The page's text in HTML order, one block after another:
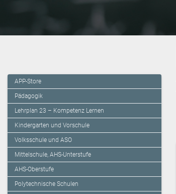
APP-Store
Pädagogik
Lehrplan 23 – Kompetenz Lernen
Kindergarten und Vorschule
Volksschule und ASO
Mittelschule, AHS-Unterstufe
AHS-Oberstufe
Polytechnische Schulen